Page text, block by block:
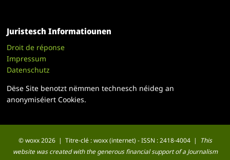
Juristesch Informatiounen
Droit de réponse
Impressum
Datenschutz
Dëse Site benotzt nëmmen technesch néideg an
anonymiséiert Cookies.
© woxx 2026 | Titre-clé : woxx (internet) - ISSN : 2418-4004 |
This
website was created with the generous financial support of a Journalism